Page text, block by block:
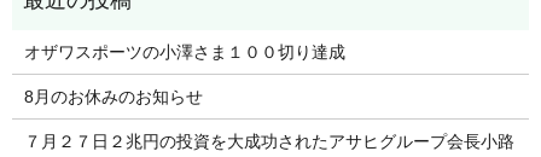
オザワスポーツの小澤さま１００切り達成
8月のお休みのお知らせ
７月２７日２兆円の投資を大成功されたアサヒグループ会長小路